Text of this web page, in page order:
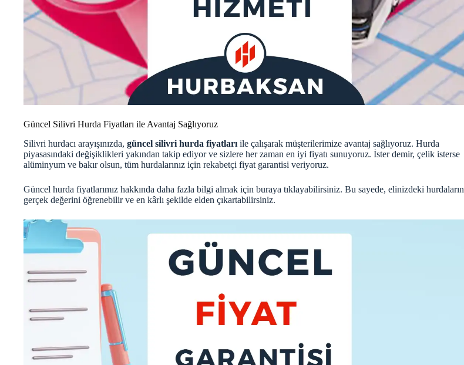
Güncel Silivri Hurda Fiyatları ile Avantaj Sağlıyoruz
Silivri hurdacı arayışınızda, güncel silivri hurda fiyatları ile çalışarak müşterilerimize avantaj sağlıyoruz. Hurda
piyasasındaki değişiklikleri yakından takip ediyor ve sizlere her zaman en iyi fiyatı sunuyoruz. İster demir, çelik isterse
alüminyum ve bakır olsun, tüm hurdalarınız için rekabetçi fiyat garantisi veriyoruz.
Güncel hurda fiyatlarımız hakkında daha fazla bilgi almak için buraya tıklayabilirsiniz. Bu sayede, elinizdeki hurdaların
gerçek değerini öğrenebilir ve en kârlı şekilde elden çıkartabilirsiniz.